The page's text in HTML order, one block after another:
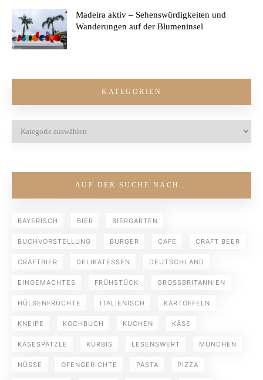
Madeira aktiv – Sehenswürdigkeiten und
Wanderungen auf der Blumeninsel
KATEGORIEN
AUF DER SUCHE NACH…
BAYERISCH BIER BIERGARTEN
BUCHVORSTELLUNG BURGER CAFE CRAFT BEER
CRAFTBIER DELIKATESSEN DEUTSCHLAND
EINGEMACHTES FRÜHSTÜCK GROSSBRITANNIEN
HÜLSENFRÜCHTE ITALIENISCH KARTOFFELN
KNEIPE KOCHBUCH KUCHEN KÄSE
KÄSESPÄTZLE KÜRBIS LESENSWERT MÜNCHEN
NÜSSE OFENGERICHTE PASTA PIZZA